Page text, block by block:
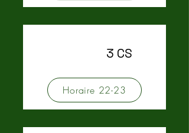
3 CS
Horaire 22-23